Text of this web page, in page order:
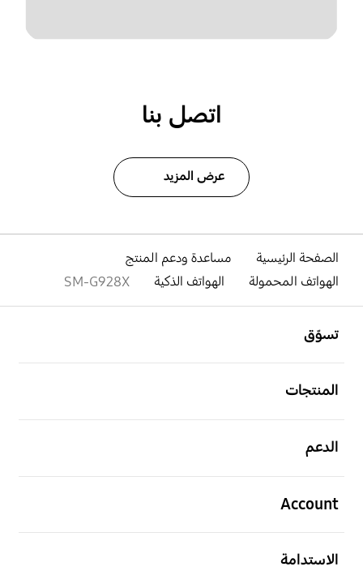
اتصل بنا
عرض المزيد
الصفحة الرئيسية
مساعدة ودعم المنتج
الهواتف المحمولة
الهواتف الذكية SM-G928X
تسوّق
المنتجات
الدعم
Account
الاستدامة